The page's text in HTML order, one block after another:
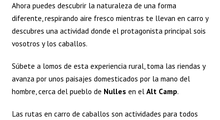
ts
A
p
p
b
o
o
k
itt
er
er
es
ai
l
e
dI
re
Ahora puedes descubrir la naturaleza de una forma
diferente, respirando aire fresco mientras te llevan en carro y
descubres una actividad donde el protagonista principal sois
vosotros y los caballos.
Súbete a lomos de esta experiencia rural, toma las riendas y
avanza por unos paisajes domesticados por la mano del
hombre, cerca del pueblo de Nulles en el Alt Camp.
Las rutas en carro de caballos son actividades para todos